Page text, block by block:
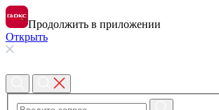
Продолжить в приложении
Открыть